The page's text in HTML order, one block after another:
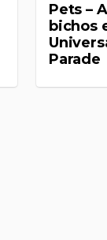
Pets –
bichos
Parade